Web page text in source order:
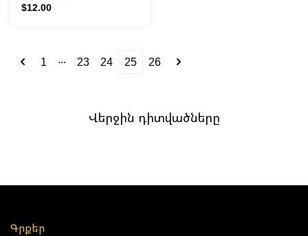
$12.00
1 ... 23 24 25 26
Վերջին դիտվածները
Գրքեր